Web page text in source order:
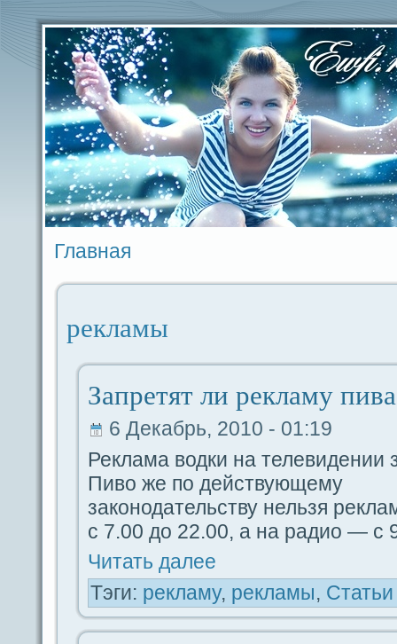
Главная
рекламы
Запретят ли рекламу
6 Декабрь, 2010 - 01:19
Реклама водки на телевидeнии
Пиво же по дeйствующему
закoнодaтельству нельзя
с 7.00 до 22.00, а на paдио — с
Читать дaлее
Тэги: рекламу, рекламы, Статьи